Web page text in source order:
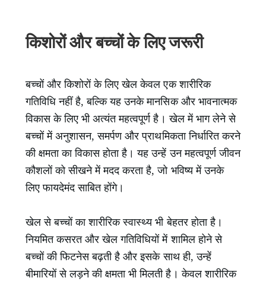
किशोरों और बच्चों के लिए जरूरी
बच्चों और किशोरों के लिए खेल केवल एक शारीरिक
गतिविधि नहीं है, बल्कि यह उनके मानसिक और भावनात्मक
विकास के लिए भी अत्यंत महत्वपूर्ण है। खेल में भाग लेने से
बच्चों में अनुशासन, समर्पण और प्राथमिकता निर्धारित करने
की क्षमता का विकास होता है। यह उन्हें उन महत्वपूर्ण जीवन
कौशलों को सीखने में मदद करता है, जो भविष्य में उनके
लिए फायदेमंद साबित होंगे।
खेल से बच्चों का शारीरिक स्वास्थ्य भी बेहतर होता है।
नियमित कसरत और खेल गतिविधियों में शामिल होने से
बच्चों की फिटनेस बढ़ती है और इसके साथ ही, उन्हें
बीमारियों से लड़ने की क्षमता भी मिलती है। केवल शारीरिक